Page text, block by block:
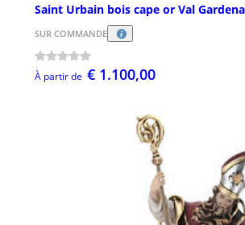
Saint Urbain bois cape or Val Gardena
SUR COMMANDE
À partir de € 1.100,00